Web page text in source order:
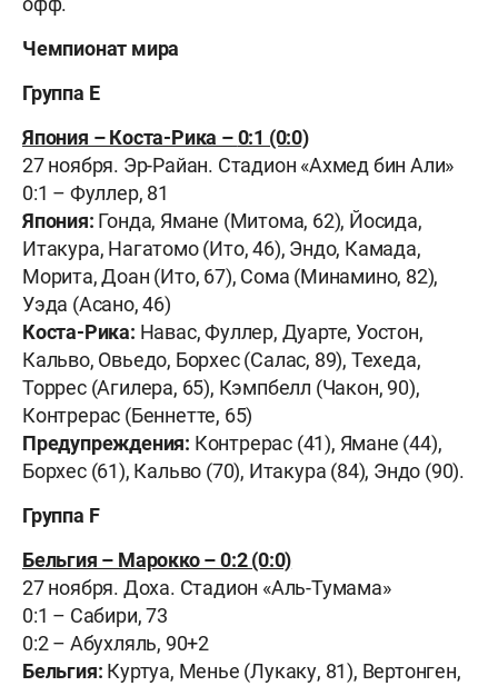
Чемпионат мира
Группа E
Япония – Коста-Рика –0:1 (0:0)
27 ноября. Эр-Райан. Стадион «Ахмед бин Али»
0:1 – Фуллер, 81
Япония: Гонда, Ямане (Митома, 62), Йосида,
Итакура, Нагатомо (Ито, 46), Эндо, Камада,
Морита, Доан (Ито, 67), Сома (Минамино, 82),
Уэда (Асано, 46)
Коста-Рика: Навас, Фуллер, Дуарте, Уостон,
Кальво, Овьедо, Борхес (Салас, 89), Техеда,
Торрес (Агилера, 65), Кэмпбелл (Чакон, 90),
Контрерас (Беннетте, 65)
Предупреждения: Контрерас (41), Ямане (44),
Борхес (61), Кальво (70), Итакура (84), Эндо (90).
Группа F
Бельгия – Марокко – 0:2 (0:0)
27 ноября. Доха. Стадион «Аль-Тумама»
0:1 – Сабири, 73
0:2 – Абухляль, 90+2
Бельгия: Куртуа, Менье (Лукаку, 81), Вертонген,